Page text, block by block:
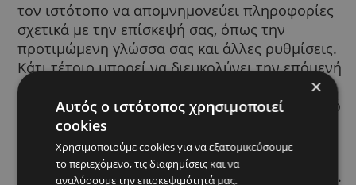
αποστέλλεται στο πρόγραμμα περιήγησης
έναν ιστότοπο που επισκέπτεστε.
τον ιστότοπο να απομνημονεύει
σχετικά με την επίσκεψή σας, όπως την
προτιμώμενη γλώσσα σας και άλλες
Κάτι τέτοιο μπορεί να διευκολύνει την
σας επίσκεψη και να κάνει τον ιστότοπο
χρήσιμο για εσάς. Τα cookie παίζουν
Αυτός ο ιστότοπος χρησιμοποιεί